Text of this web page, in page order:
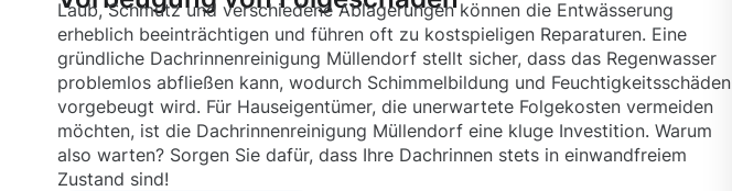
Laub, Schmutz und verschiedene Ablagerungen können die Entwässerung
erheblich beeinträchtigen und führen oft zu kostspieligen Reparaturen. Eine
gründliche Dachrinnenreinigung Müllendorf stellt sicher, dass das Regenwasser
problemlos abfließen kann, wodurch Schimmelbildung und Feuchtigkeitsschäden
vorgebeugt wird. Für Hauseigentümer, die unerwartete Folgekosten vermeiden
möchten, ist die Dachrinnenreinigung Müllendorf eine kluge Investition. Warum
also warten? Sorgen Sie dafür, dass Ihre Dachrinnen stets in einwandfreiem
Zustand sind!